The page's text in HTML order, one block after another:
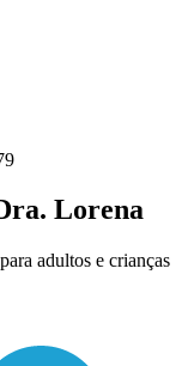
Lorena
adultos e crianças